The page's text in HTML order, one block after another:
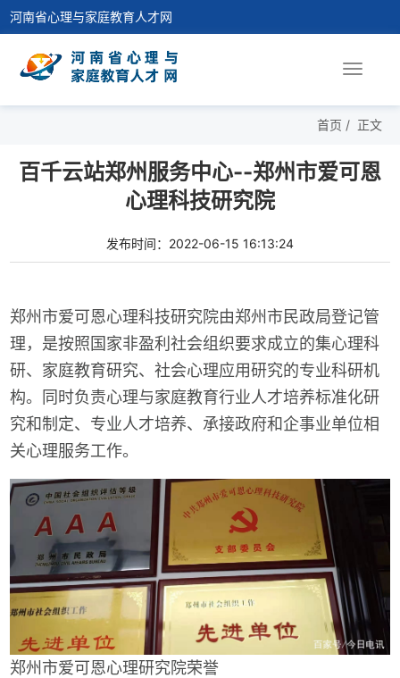
河南省心理与家庭教育人才网
Toggle
首页 / 正文
百千云站郑州服务中心--郑州市爱可恩
心理科技研究院
发布时间：2022-06-15 16:13:24
郑州市爱可恩心理科技研究院由郑州市民政局登记管
理，是按照国家非盈利社会组织要求成立的集心理科
研、家庭教育研究、社会心理应用研究的专业科研机
构。同时负责心理与家庭教育行业人才培养标准化研
究和制定、专业人才培养、承接政府和企事业单位相
关心理服务工作。
郑州市爱可恩心理研究院荣誉